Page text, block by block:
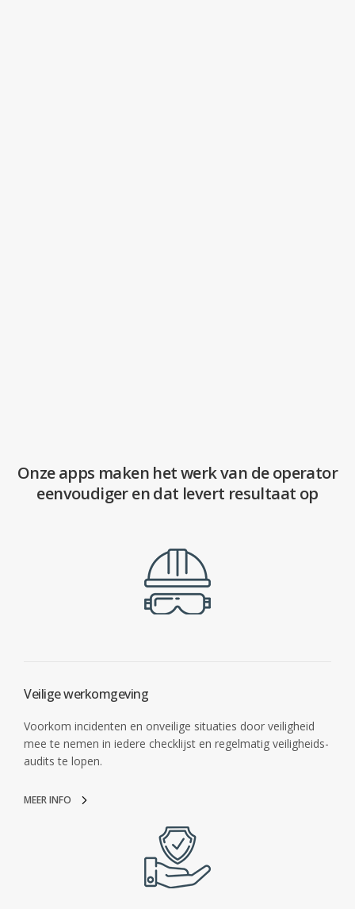
Onze apps maken het werk van de operator
eenvoudiger en dat levert resultaat op
Veilige werkomgeving
Voorkom incidenten en onveilige situaties door veiligheid
mee te nemen in iedere checklijst en regelmatig veiligheids-
audits te lopen.
MEER INFO